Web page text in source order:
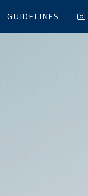
GUIDELINES